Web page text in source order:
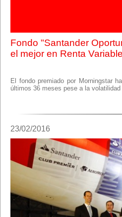
Fondo "Santander
el mejor en Renta
El fondo premiado por Morningstar
últimos 36 meses pese a la
23/02/2016